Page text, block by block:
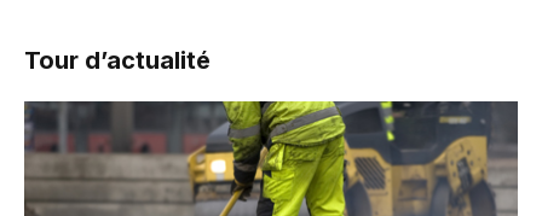
Tour d’actualité